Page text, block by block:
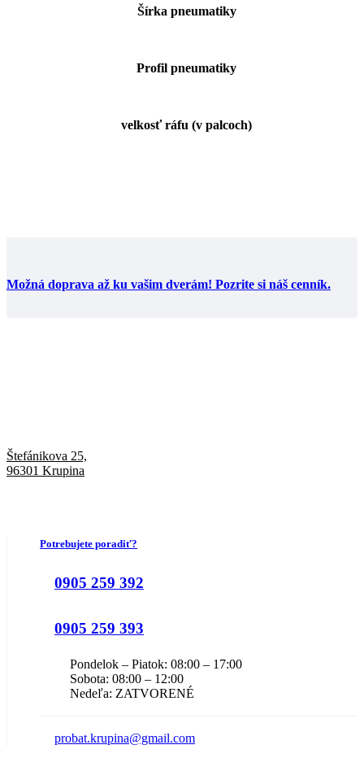
Šírka pneumatiky
Profil pneumatiky
velkosť ráfu (v palcoch)
Možná doprava až ku vašim dverám! Pozrite si náš cenník.
Štefánikova 25,
96301 Krupina
Potrebujete poradiť?
0905 259 392
0905 259 393
Pondelok – Piatok: 08:00 – 17:00
Sobota: 08:00 – 12:00
Nedeľa: ZATVORENÉ
probat.krupina@gmail.com